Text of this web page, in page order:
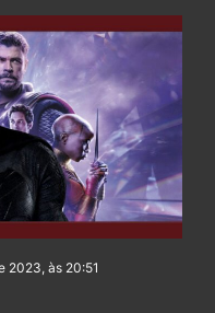
2023, às 20:51